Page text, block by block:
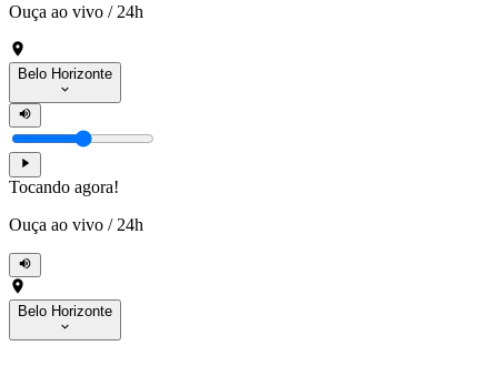
Ouça ao vivo / 24h
Belo Horizonte
Tocando agora!
Ouça ao vivo / 24h
Belo Horizonte